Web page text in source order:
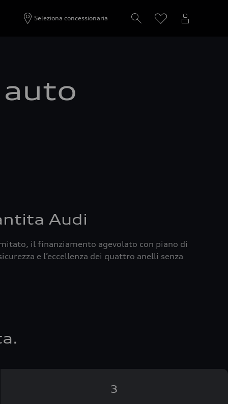
Seleziona concessionaria
Audi
il finanziamento agevolato con piano di
e l’eccellenza dei quattro anelli senza
3